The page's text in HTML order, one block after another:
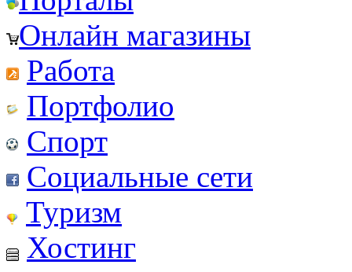
Онлайн магазины
Работа
Портфолио
Спорт
Социальные сети
Туризм
Хостинг